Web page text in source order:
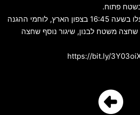
פתוח.
בהמשך להתרעות שהופעלו בשעה 16:45 בצפון הארץ, לוחמי ההגנה
שחצה משטח לבנון, שיגור נוסף שחצה